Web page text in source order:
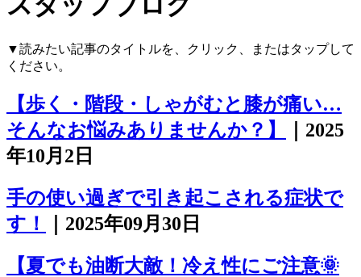
▼読みたい記事のタイトルを、クリック、またはタップして
ください。
【歩く・階段・しゃがむと膝が痛い…
そんなお悩みありませんか？】
｜2025
年10月2日
手の使い過ぎで引き起こされる症状で
す！
｜2025年09月30日
【夏でも油断大敵！冷え性にご注意🌞